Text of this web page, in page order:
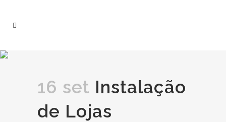
16 set Instalação
de Lojas